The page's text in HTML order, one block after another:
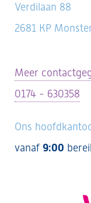
Verdilaan 88
2681 KP
Meer
0174 - 630358
Ons
vanaf 9:00